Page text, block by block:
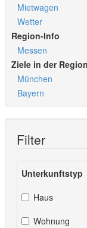
Mietwagen
Wetter
Region-Info
Messen
Ziele in der Region
München
Bayern
Filter
Unterkunftstyp
Haus
Wohnung